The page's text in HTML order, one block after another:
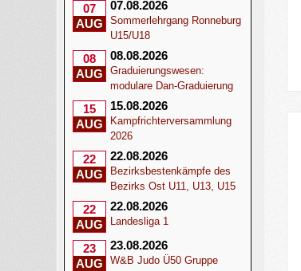
07
AUG
07.08.2026
Sommerlehrgang Ronneburg
U15/U18
08
AUG
08.08.2026
Graduierungswesen:
modulare Dan-Graduierung
15
AUG
15.08.2026
Kampfrichterversammlung
2026
22
AUG
22.08.2026
Bezirksbestenkämpfe des
Bezirks Ost U11, U13, U15
22
AUG
22.08.2026
Landesliga 1
23
AUG
23.08.2026
W&B Judo Ü50 Gruppe